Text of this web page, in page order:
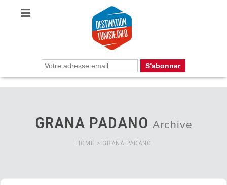
GRANA PADANO Archive
HOME > GRANA PADANO